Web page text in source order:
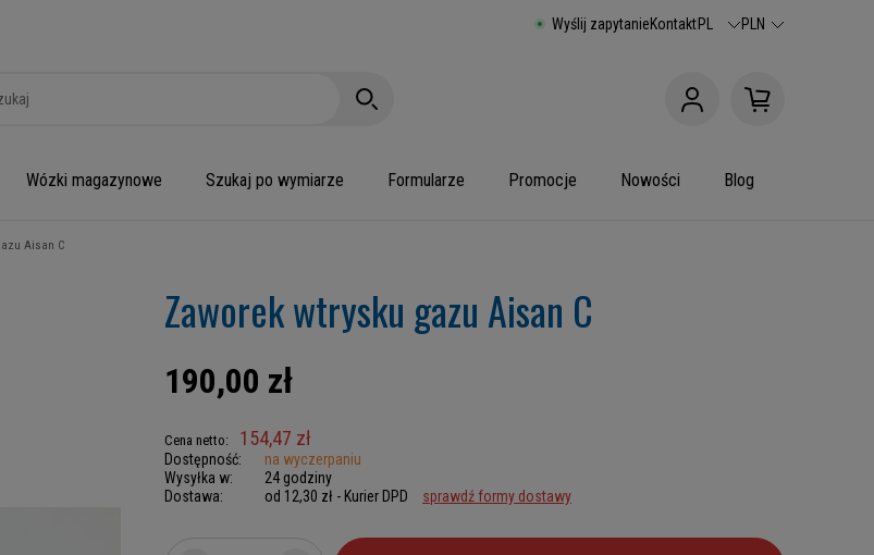
Wyślij zapytanieKontaktPL PLN
Wózki magazynowe Szukaj po wymiarze Formularze Promocje Nowości Blog
Aisan C
Zaworek wtrysku gazu Aisan C
190,00 zł
Cena netto: 154,47 zł
Dostępność:
na wyczerpaniu
Wysyłka w:
24 godziny
Dostawa:
od 12,30 zł - Kurier DPD sprawdź formy dostawy